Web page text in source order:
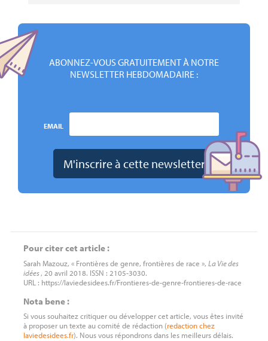
ABONNEZ-VOUS GRATUITEMENT À NOTRE
NEWSLETTER HEBDOMADAIRE :
EMAIL
Pour citer cet article :
Sarah Mazouz, « Frontières de genre, frontières de race », La Vie des
idées, 20 avril 2018. ISSN : 2105-3030.
URL : https://laviedesidees.fr/Frontieres-de-genre-frontieres-de-race
Nota bene :
Si vous souhaitez critiquer ou développer cet article, vous êtes invité
à proposer un texte au comité de rédaction (redactionchez
laviedesidees.fr). Nous vous répondrons dans les meilleurs délais.